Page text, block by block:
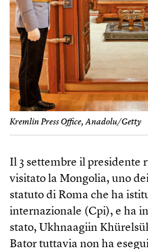
Kremlin Press Office, Anadolu/Getty
Il 3 settembre il presidente
visitato la Mongolia, uno
statuto di Roma che ha
internazionale (Cpi), e ha
stato, Ukhnaagiin
Bator tuttavia non ha